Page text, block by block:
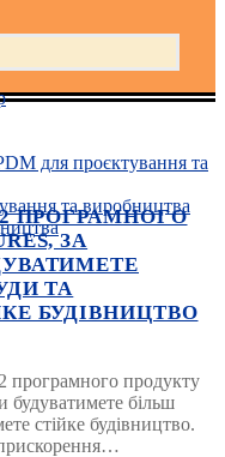
для проєктування та
та виробництва
ПРОГРАМНОГО
ЗА
ТА
БУДІВНИЦТВО
програмного продукту
будуватимете більш
стійке будівництво.